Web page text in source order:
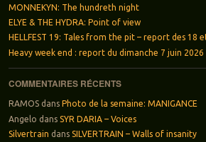
MONNEKYN: The hundreth night
ELYE & THE HYDRA: Point of view
HELLFEST 19: Tales from the pit – report des 18
Heavy week end : report du dimanche 7 juin 2026
COMMENTAIRES RÉCENTS
RAMOSdans Photo de la semaine: MANIGANCE
Angelo dans SYR DARIA – Voices
Silvertrain dans SILVERTRAIN – Walls of insanity